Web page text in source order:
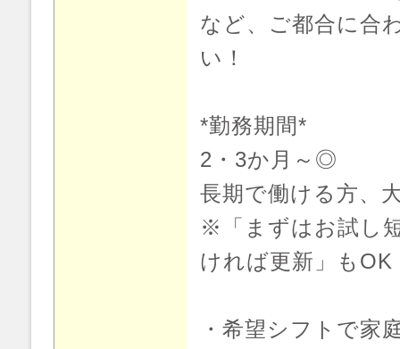
など、ご都合に合
い！
*勤務期間*
2・3か月～◎
長期で働ける方、
※「まずはお試し
ければ更新」もOK
・希望シフトで家